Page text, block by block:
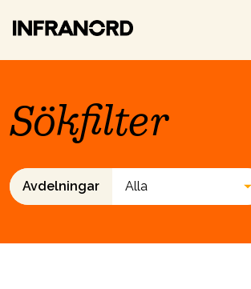
Sökfilter
Avdelningar